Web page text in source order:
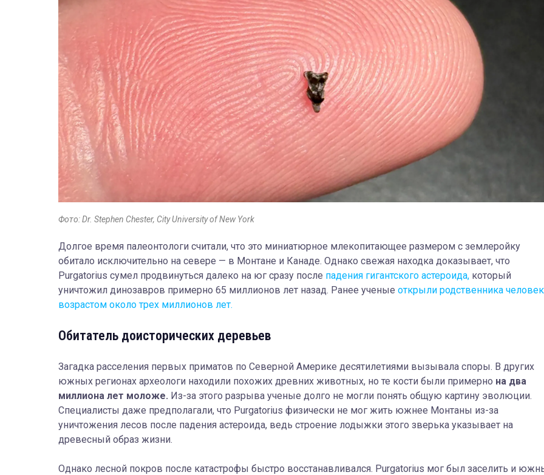
Фото: Dr. Stephen Chester, City University of New York
Долгое время палеонтологи считали, что это миниатюрное млекопитающее размером с землеройку
обитало исключительно на севере — в Монтане и Канаде. Однако свежая находка доказывает, что
Purgatorius сумел продвинуться далеко на юг сразу после падения гигантского астероида, который
уничтожил динозавров примерно 65 миллионов лет назад. Ранее ученые открыли родственника
возрастом около трех миллионов лет.
Обитатель доисторических деревьев
Загадка расселения первых приматов по Северной Америке десятилетиями вызывала споры. В других
южных регионах археологи находили похожих древних животных, но те кости были примерно на два
миллиона лет моложе. Из-за этого разрыва ученые долго не могли понять общую картину эволюции.
Специалисты даже предполагали, что Purgatorius физически не мог жить южнее Монтаны из-за
уничтожения лесов после падения астероида, ведь строение лодыжки этого зверька указывает на
древесный образ жизни.
Однако лесной покров после катастрофы быстро восстанавливался. Purgatorius мог был заселить и